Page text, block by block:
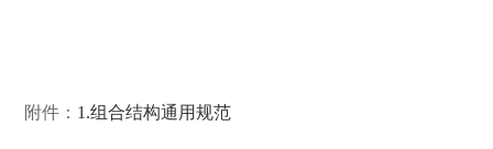
附件： 1.组合结构通用规范